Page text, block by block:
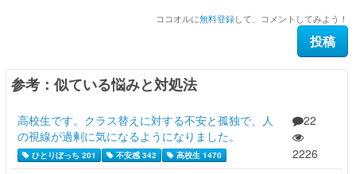
ココオルに無料登録して、コメントしてみよう！
参考：似ている悩みと対処法
高校生です。クラス替えに対する不安と孤独で、人
の視線が過剰に気になるようになりました。
ひとりぼっち 201 不安感 342 高校生 1470
22
2226